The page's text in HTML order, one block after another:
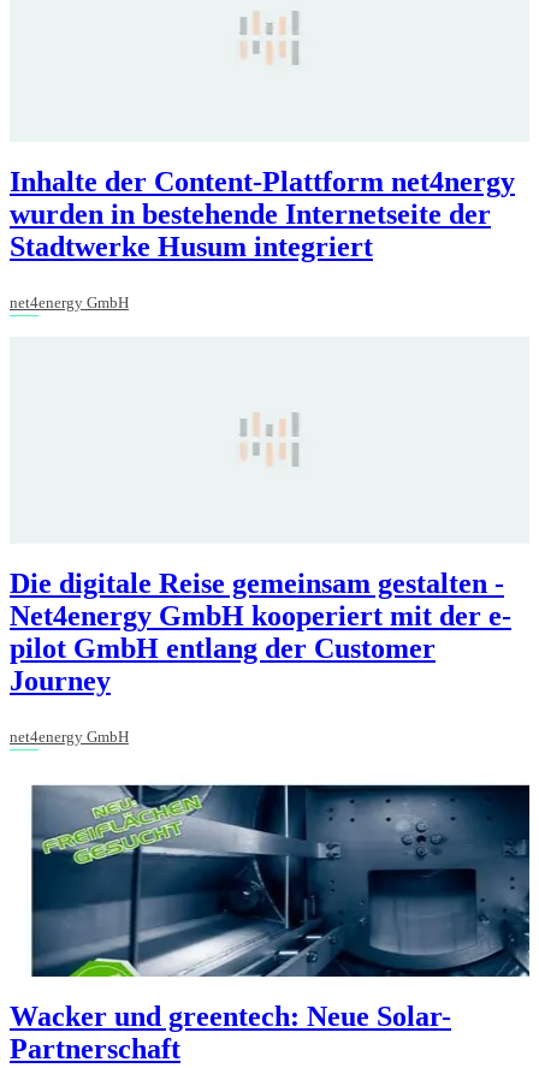
Inhalte der Content-Plattform net4nergy
wurden in bestehende Internetseite der
Stadtwerke Husum integriert
net4energy GmbH
Die digitale Reise gemeinsam gestalten -
Net4energy GmbH kooperiert mit der e-
pilot GmbH entlang der Customer
Journey
net4energy GmbH
Wacker und greentech: Neue Solar-
Partnerschaft